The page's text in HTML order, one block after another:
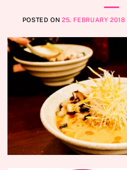
POSTED ON 25. FEBRUARY 2018